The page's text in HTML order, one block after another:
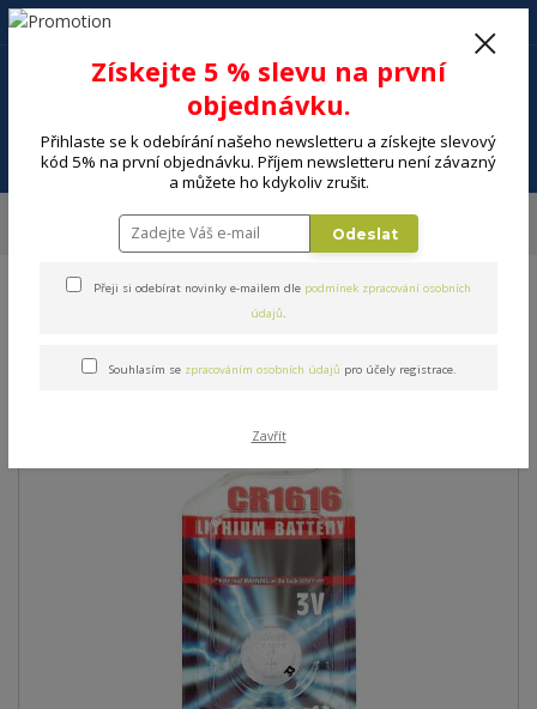
Menu
+420 602 494 600
MAXELL CR1616 1BP
Baterie MAXELL CR1616 1BP
Získejte 5 % slevu na první
objednávku.
Přihlaste se k odebírání našeho newsletteru a získejte slevový
kód 5% na první objednávku. Příjem newsletteru není závazný
a můžete ho kdykoliv zrušit.
Odeslat
Přeji si odebírat novinky e-mailem dle podmínek zpracování osobních
údajů.
Souhlasím se zpracováním osobních údajů pro účely registrace.
Zavřít